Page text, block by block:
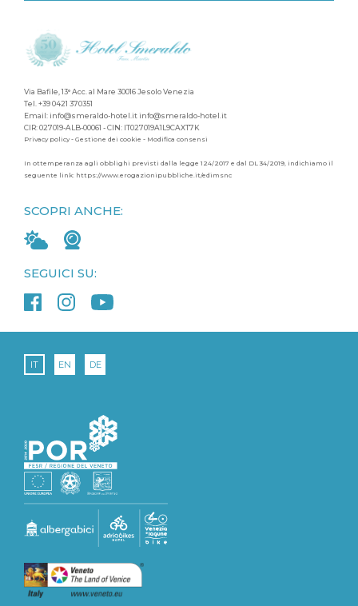
Via Bafile, 13° Acc. al Mare 30016 Jesolo Venezia
Tel. +39 0421 370351
Email: info@smeraldo-hotel.it info@smeraldo-hotel.it
CIR: 027019-ALB-00061 - CIN: IT027019A1L9CAXT7K
Privacy policy- Gestione dei cookie - Modifica consensi
In ottemperanza agli obblighi previsti dalla legge 124/2017 e dal DL 34/2019, indichiamo il
seguente link: https://www.erogazionipubbliche.it/edimsnc
SEGUICI SU:
SCOPRI ANCHE:
IT EN DE